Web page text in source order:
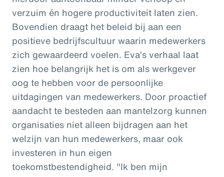
verzuim én hogere productiviteit laten zien.
Bovendien draagt het beleid bij aan een
positieve bedrijfscultuur waarin medewerkers
zich gewaardeerd voelen. Eva’s verhaal laat
zien hoe belangrijk het is om als werkgever
oog te hebben voor de persoonlijke
uitdagingen van medewerkers. Door proactief
aandacht te besteden aan mantelzorg kunnen
organisaties niet alleen bijdragen aan het
welzijn van hun medewerkers, maar ook
investeren in hun eigen
toekomstbestendigheid. "Ik ben mijn